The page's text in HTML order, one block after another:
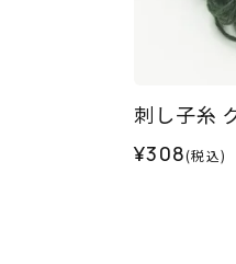
刺し子糸
¥308(税込)